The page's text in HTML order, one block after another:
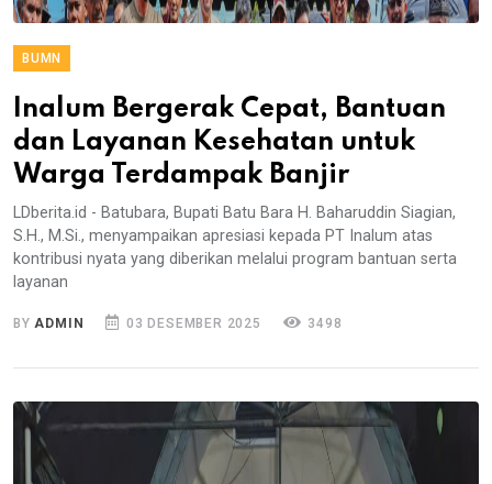
BUMN
Inalum Bergerak Cepat, Bantuan
dan Layanan Kesehatan untuk
Warga Terdampak Banjir
LDberita.id - Batubara, Bupati Batu Bara H. Baharuddin Siagian,
S.H., M.Si., menyampaikan apresiasi kepada PT Inalum atas
kontribusi nyata yang diberikan melalui program bantuan serta
layanan
BY ADMIN 03 DESEMBER 2025 3498